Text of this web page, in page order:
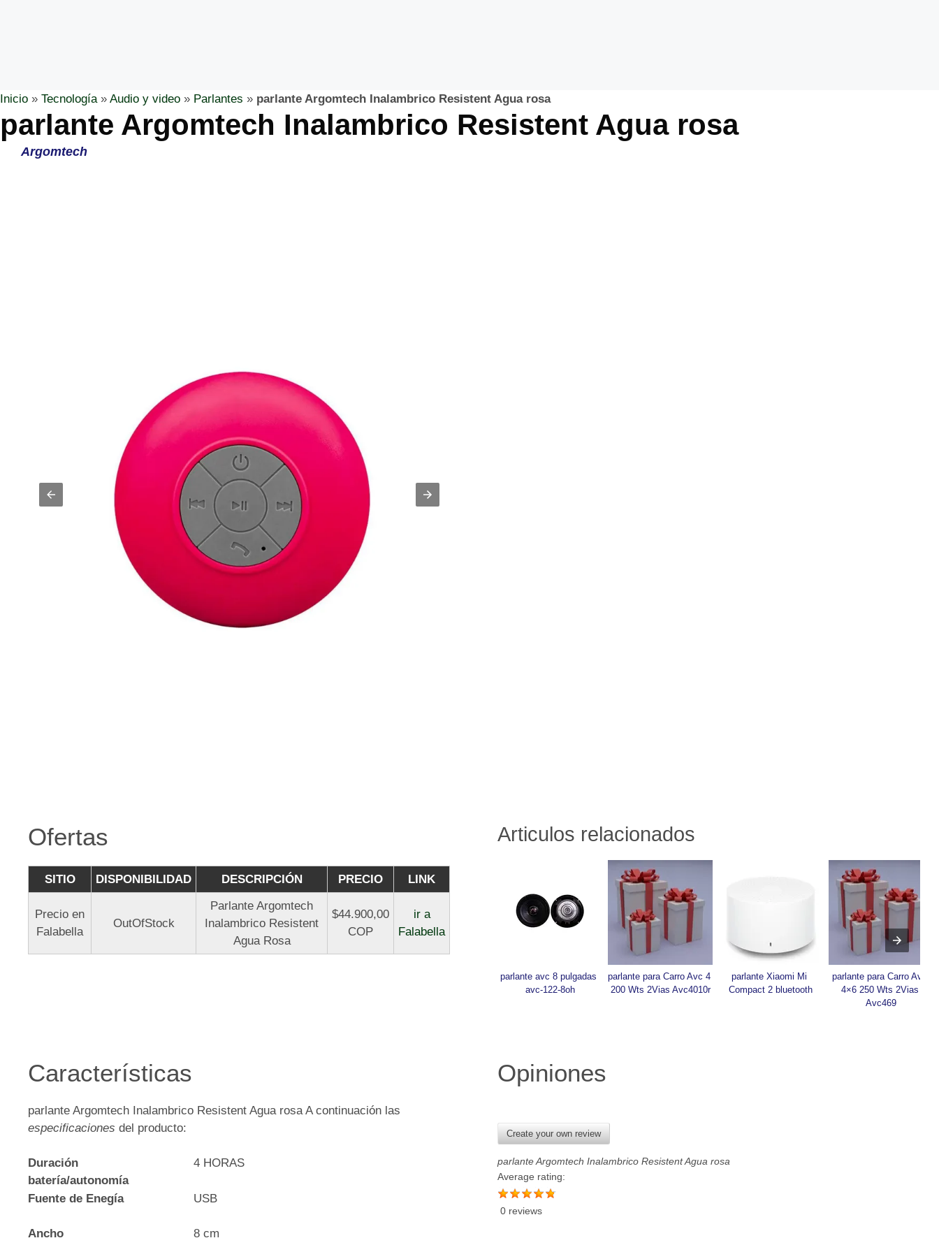
Inicio » Tecnología» Audio y video » Parlantes » parlante Argomtech Inalambrico Resistent Agua rosa
parlante Argomtech Inalambrico Resistent Agua rosa
Argomtech
Ofertas
SITIO DISPONIBILIDAD DESCRIPCIÓN PRECIO LINK
Precio en
Falabella
OutOfStock
Parlante Argomtech
Inalambrico Resistent
Agua Rosa
$44.900,00
COP
ir a
Falabella
Articulos relacionados
parlante avc 8 pulgadas
avc-122-8oh
parlante para Carro Avc 4
200 Wts 2Vias Avc4010r
parlante Xiaomi Mi
Compact 2 bluetooth
parlante para Carro Avc
4×6 250 Wts 2Vias
Avc469
Características
parlante Argomtech Inalambrico Resistent Agua rosa A continuación las
especificaciones del producto:
Duración
batería/autonomía
4 HORAS
Fuente de Enegía USB
Ancho 8 cm
Opiniones
Create your own review
parlante Argomtech Inalambrico Resistent Agua rosa
Average rating:
0 reviews